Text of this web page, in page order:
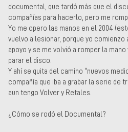
documental, que tardó más que el
compañías para hacerlo, pero me
Yo me opero las manos en el 2004
vuelvo a lesionar, porque yo
apoyo y se me volvió a romper la
parar el disco.
Y ahí se quita del camino “nuevos
compañía que iba a grabar la serie de
aun tengo Volver y Retales.
¿Cómo se rodó el Documental?